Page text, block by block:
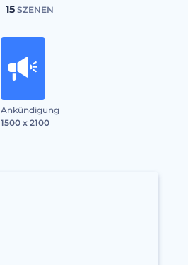
15 SZENEN
Ankündigung
1500 x 2100